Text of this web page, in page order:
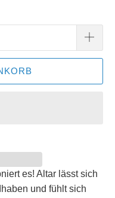
es! Altar lässt sich
und fühlt sich